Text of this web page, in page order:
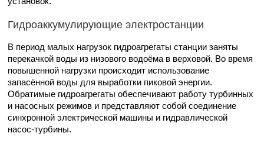
Гидроаккумулирующие электростанции
В период малых нагрузок гидроагрегаты станции заняты
перекачкой воды из низового водоёма в верховой. Во время
повышенной нагрузки происходит использование
запасённой воды для выработки пиковой энергии.
Обратимые гидроагрегаты обеспечивают работу турбинных
и насосных режимов и представляют собой соединение
синхронной электрической машины и гидравлической
насос-турбины.